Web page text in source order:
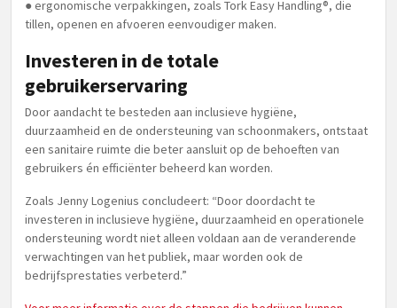
● ergonomische verpakkingen, zoals Tork Easy Handling®, die
tillen, openen en afvoeren eenvoudiger maken.
Investeren in de totale
gebruikerservaring
Door aandacht te besteden aan inclusieve hygiëne,
duurzaamheid en de ondersteuning van schoonmakers, ontstaat
een sanitaire ruimte die beter aansluit op de behoeften van
gebruikers én efficiënter beheerd kan worden.
Zoals Jenny Logenius concludeert: “Door doordacht te
investeren in inclusieve hygiëne, duurzaamheid en operationele
ondersteuning wordt niet alleen voldaan aan de veranderende
verwachtingen van het publiek, maar worden ook de
bedrijfsprestaties verbeterd.”